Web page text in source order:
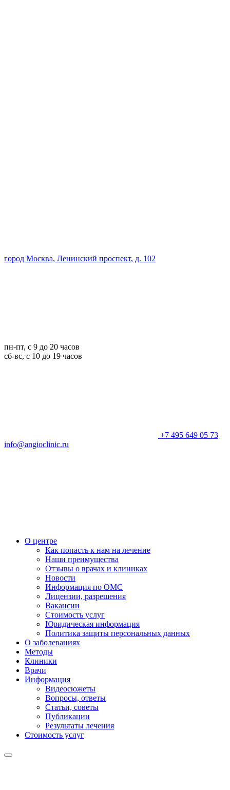
город Москва, Ленинский проспект, д. 102
пн-пт, с 9 до 20 часов
сб-вс, с 10 до 19 часов
+7 495 649 05 73
info@angioclinic.ru
О центре
Как попасть к нам на лечение
Наши преимущества
Отзывы о врачах и клиниках
Новости
Информация по ОМС
Лицензии, разрешения
Вакансии
Стоимость услуг
Юридическая информация
Политика защиты персональных данных
О заболеваниях
Методы
Клиники
Врачи
Информация
Видеосюжеты
Вопросы, ответы
Статьи, советы
Публикации
Результаты лечения
Стоимость услуг